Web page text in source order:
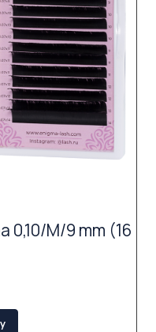
0,10/M/9 mm (16